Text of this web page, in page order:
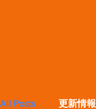
All Posts 更新情報